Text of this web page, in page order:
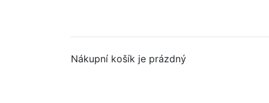
Nákupní košík je prázdný